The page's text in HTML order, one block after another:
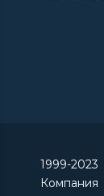
1999-2023
Компания